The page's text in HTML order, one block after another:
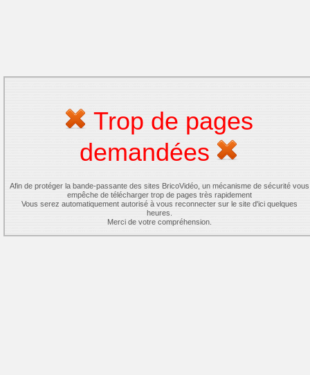
Trop de pages
demandées
Afin de protéger la bande-passante des sites BricoVidéo, un mécanisme de sécurité vous
empêche de télécharger trop de pages très rapidement
Vous serez automatiquement autorisé à vous reconnecter sur le site d'ici quelques
heures.
Merci de votre compréhension.